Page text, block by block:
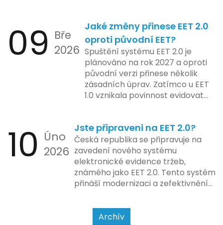
integraci systému EET 2.0 do
praxe, s povinností prodejců
zapojit se do nového systému,
včetně zvýšeného dohledu nad
dodržováním pravidel.
pokladen, co se občas zasekly, až
po ty nejmodernější dotykové
systémy, co umí pomalu i kafe
uvařit. A jedno vím jistě: legislativa
se mění, ale základní pravidlo
zůstává – pokladna musí šlapat
jako hodinky. Jinak jsou problémy.
09 Bře
2026
Jaké změny přinese EET 2.0
oproti původní EET?
Spuštění systému EET 2.0 je
plánováno na rok 2027 a oproti
původní verzi přinese několik
zásadních úprav. Zatímco u EET
1.0 vznikala povinnost evidovat
bezhotovostní transakci – nově
se má tato povinnost odvíjet od
povahy podnikatelské činnosti a
způsobu interakce se
zákazníkem.
10 Úno
2026
Jste připraveni na EET 2.0?
Česká republika se připravuje na
zavedení nového systému
elektronické evidence tržeb,
známého jako EET 2.0. Tento systém
přináší modernizaci a zefektivnění
usnadnit život podnikatelům i
kontrolním orgánům. Podívejme se
Archív